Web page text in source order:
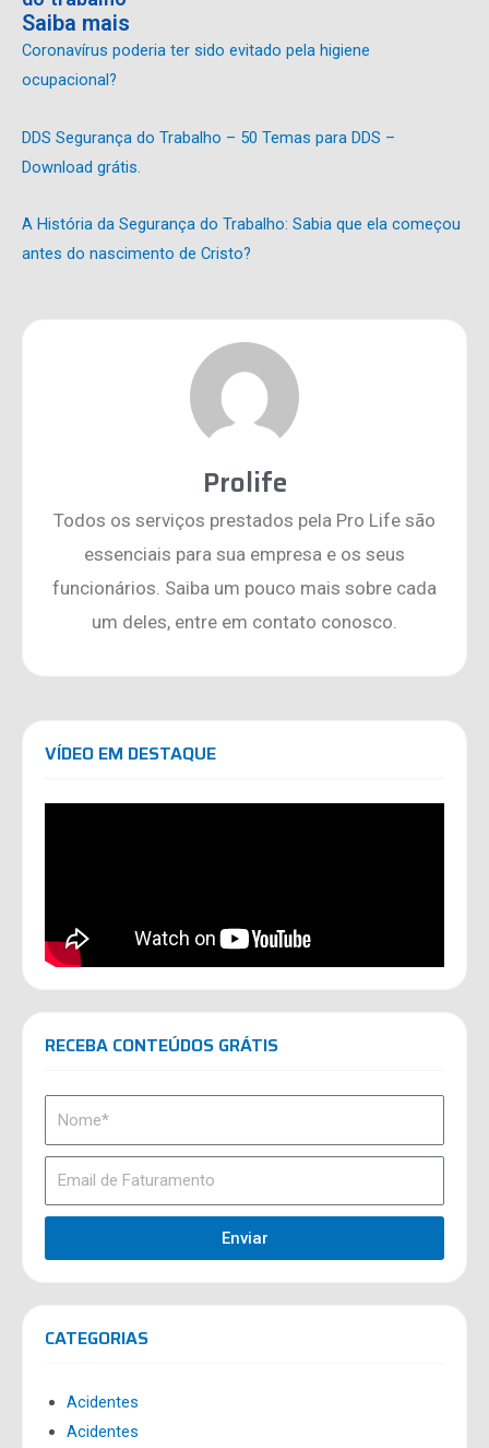
Saiba mais
Coronavírus poderia ter sido evitado pela higiene
ocupacional?
DDS Segurança do Trabalho – 50 Temas para DDS –
Download grátis.
A História da Segurança do Trabalho: Sabia que ela começou
antes do nascimento de Cristo?
Prolife
Todos os serviços prestados pela Pro Life são
essenciais para sua empresa e os seus
funcionários. Saiba um pouco mais sobre cada
um deles, entre em contato conosco.
VÍDEO EM DESTAQUE
RECEBA CONTEÚDOS GRÁTIS
Enviar
CATEGORIAS
Acidentes
Acidentes